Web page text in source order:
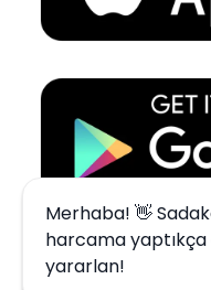
Merhaba! 👋
harcama
yararlan!